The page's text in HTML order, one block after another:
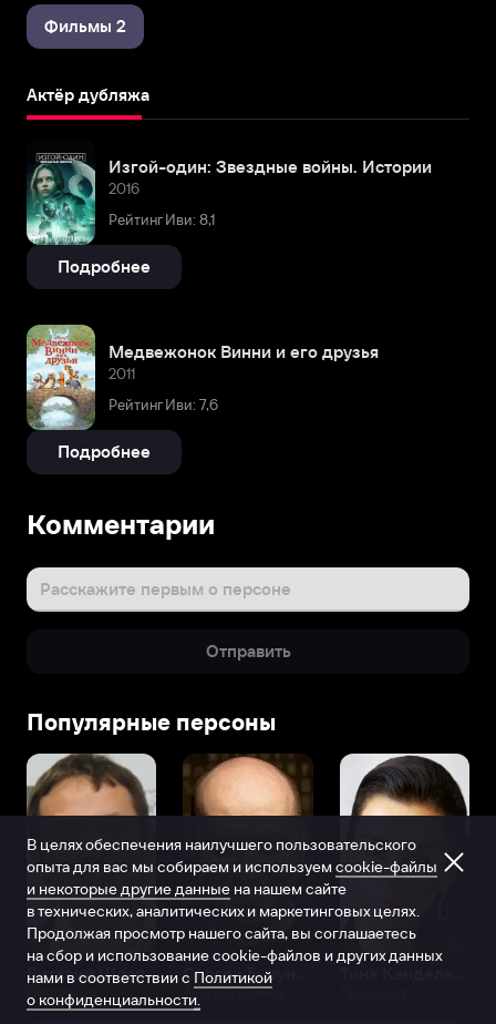
Фильмы 2
Актёр дубляжа
Изгой-один: Звездные войны. Истории
2016
Рейтинг Иви: 8,1
Подробнее
Медвежонок Винни и его друзья
2011
Рейтинг Иви: 7,6
Подробнее
Комментарии
Расскажите первым о персоне
Отправить
Популярные персоны
Виталий Шляппо
Продюсер Актёр дубляжа
В целях обеспечения наилучшего пользовательского
опыта для вас мы собираем и используем cookie-файлы
и некоторые другие данные на нашем сайте
в технических, аналитических и маркетинговых целях.
Продолжая просмотр нашего сайта, вы соглашаетесь
на сбор и использование cookie-файлов и других данных
нами в соответствии с Политикой
о конфиденциальности.